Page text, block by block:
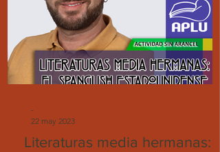
Literaturas media hermanas: el
-
22 may 2023